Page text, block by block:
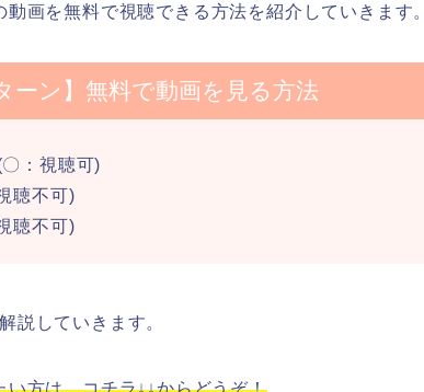
画を無料で視聴できる方法を紹介していきます。
ーン】無料で動画を見る方法
：視聴可)
聴不可)
聴不可)
説していきます。
方は、コチラ↓↓からどうぞ！